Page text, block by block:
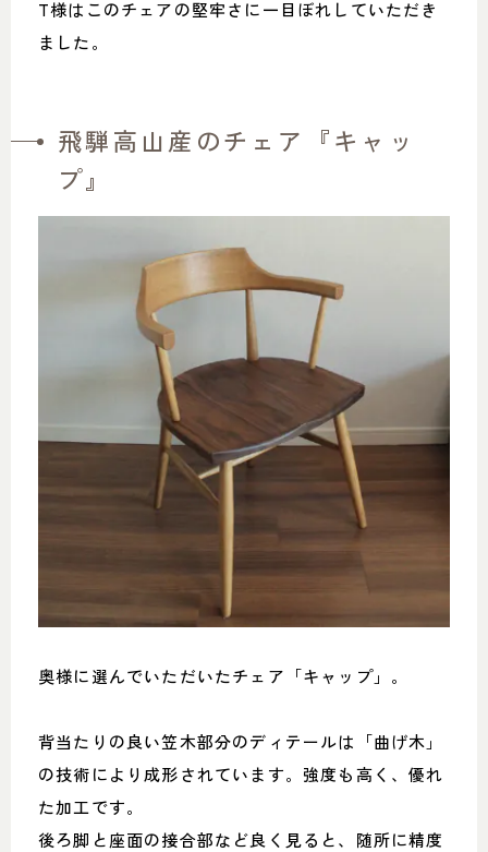
T様はこのチェアの堅牢さに一目ぼれしていただき
ました。
飛騨高山産のチェア『キャッ
プ』
奥様に選んでいただいたチェア「キャップ」。
背当たりの良い笠木部分のディテールは「曲げ木」
の技術により成形されています。強度も高く、優れ
た加工です。
後ろ脚と座面の接合部など良く見ると、随所に精度